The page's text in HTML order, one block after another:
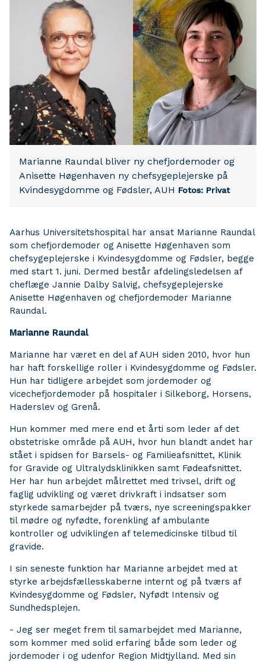
Marianne Raundal bliver ny chefjordemoder og
Anisette Høgenhaven ny chefsygeplejerske på
Kvindesygdomme og Fødsler, AUH Fotos: Privat
Aarhus Universitetshospital har ansat Marianne Raundal
som chefjordemoder og Anisette Høgenhaven som
chefsygeplejerske i Kvindesygdomme og Fødsler, begge
med start 1. juni. Dermed består afdelingsledelsen af
cheflæge Jannie Dalby Salvig, chefsygeplejerske
Anisette Høgenhaven og chefjordemoder Marianne
Raundal.
Marianne Raundal
Marianne har været en del af AUH siden 2010, hvor hun
har haft forskellige roller i Kvindesygdomme og Fødsler.
Hun har tidligere arbejdet som jordemoder og
vicechefjordemoder på hospitaler i Silkeborg, Horsens,
Haderslev og Grenå.
Hun kommer med mere end et årti som leder af det
obstetriske område på AUH, hvor hun blandt andet har
stået i spidsen for Barsels- og Familieafsnittet, Klinik
for Gravide og Ultralydsklinikken samt Fødeafsnittet.
Her har hun arbejdet målrettet med trivsel, drift og
faglig udvikling og været drivkraft i indsatser som
styrkede samarbejder på tværs, nye screeningspakker
til mødre og nyfødte, forenkling af ambulante
kontroller og udviklingen af telemedicinske tilbud til
gravide.
I sin seneste funktion har Marianne arbejdet med at
styrke arbejdsfællesskaberne internt og på tværs af
Kvindesygdomme og Fødsler, Nyfødt Intensiv og
Sundhedsplejen.
- Jeg ser meget frem til samarbejdet med Marianne,
som kommer med solid erfaring både som leder og
jordemoder i og udenfor Region Midtjylland. Med sin